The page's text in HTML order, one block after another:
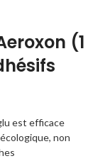
(1
est efficace
non